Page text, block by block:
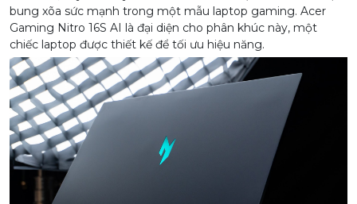
bung xõa sức mạnh trong một mẫu laptop gaming. Acer
Gaming Nitro 16S AI là đại diện cho phân khúc này, một
chiếc laptop được thiết kế để tối ưu hiệu năng.